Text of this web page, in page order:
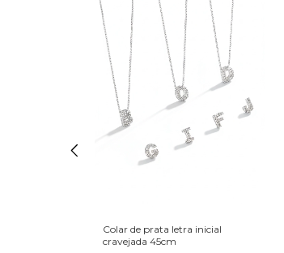
Colar de prata letra inicial
cravejada 45cm